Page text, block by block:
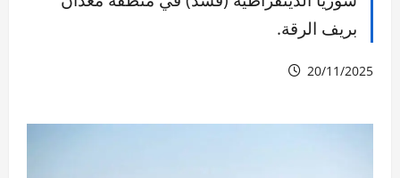
بريف الرقة.
20/11/2025